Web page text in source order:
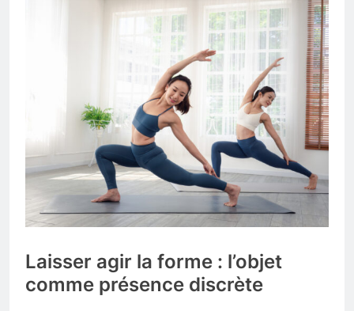
Laisser agir la forme : l’objet
comme présence discrète